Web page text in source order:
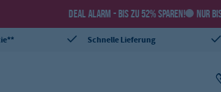
DEAL ALARM - BIS ZU 52% SPAREN! NUR
Schnelle Lieferung